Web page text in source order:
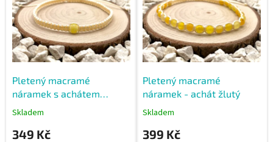
p
Pletený macramé
náramek s achátem
žlutým
Skladem
349 Kč
Pletený macramé
náramek - achát žlutý
Skladem
399 Kč